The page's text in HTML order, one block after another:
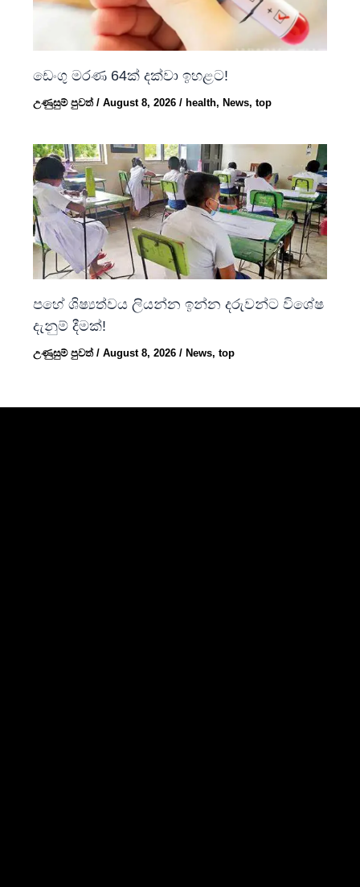
ඩෙංගු මරණ 64ක් දක්වා ඉහළට!
උණුසුම් පුවත්/August 8, 2026/health,News,top
පහේ ශිෂ්‍යත්වය ලියන්න ඉන්න දරුවන්ට විශේෂ
දැනුම් දීමක්!
උණුසුම් පුවත්/August 8, 2026/News,top